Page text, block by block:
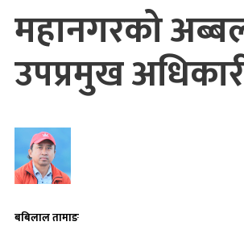
महानगरको
उपप्रमुख
बबिलाल तामाङ